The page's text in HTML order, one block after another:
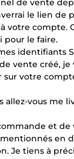
de vente
le lien de
votre compte.
pour le faire.
identifiants
vente créé, je
votre
allez-vous me
et de
en
Je tiens à